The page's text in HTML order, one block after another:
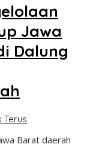
Jawa
Dalung
Terus
Barat daerah